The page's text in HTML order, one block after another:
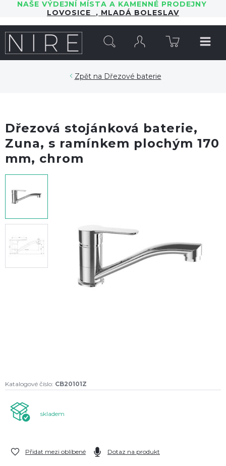
NAŠE VÝDEJNÍ MÍSTA A KAMENNÉ PRODEJNY
LOVOSICE , MLADÁ BOLESLAV
Dřezové baterie
Dřezová stojánková baterie,
Zuna, s ramínkem plochým 170
mm, chrom
Katalogové číslo: CB20101Z
skladem
Přidat mezi oblíbené Dotaz na produkt